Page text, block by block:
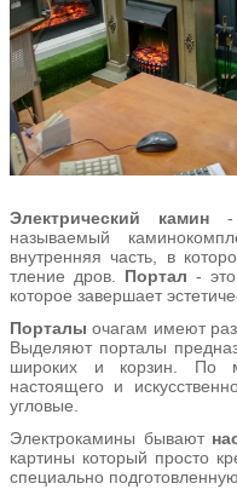
Электрический камин -
называемый
внутренняя часть, в
тление дров. Портал -
которое завершает
Порталы очагам имеют
Выделяют порталы
широких и корзин. По
настоящего и
угловые.
Электрокамины бывают
картины который просто
специально